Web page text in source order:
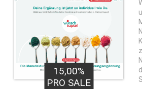
15,00%
PRO SALE